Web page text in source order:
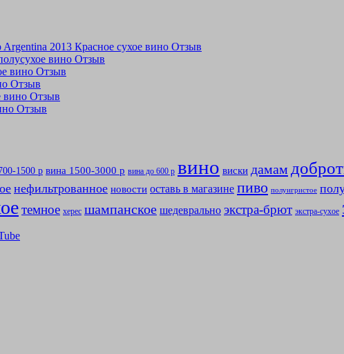
2013 Красное сухое вино Отзыв
вино Отзыв
вино Отзыв
Отзыв
вино Отзыв
Отзыв
1500 р вина 1500-3000 р вина до 600 р вино виски дамам
нефильтрованное новости оставь в магазине пиво полуигристое
темное херес шампанское шедеврально экстра-брют экстра-сухое